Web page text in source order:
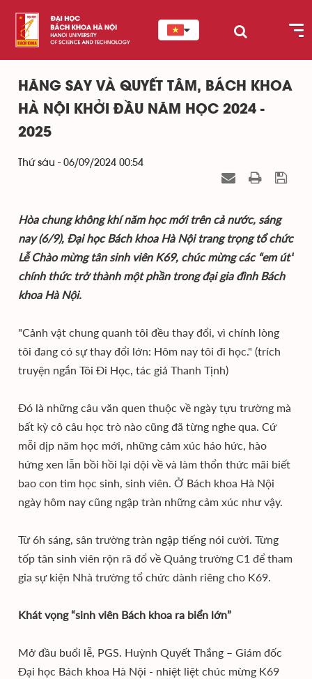
HĂNG SAY VÀ QUYẾT TÂM, BÁCH KHOA
HÀ NỘI KHỞI ĐẦU NĂM HỌC 2024 -
2025
Thứ sáu - 06/09/2024 00:54
Hòa chung không khí năm học mới trên cả nước, sáng
nay (6/9), Đại học Bách khoa Hà Nội trang trọng tổ chức
Lễ Chào mừng tân sinh viên K69, chúc mừng các “em út”
chính thức trở thành một phần trong đại gia đình Bách
khoa Hà Nội.
"Cảnh vật chung quanh tôi đều thay đổi, vì chính lòng
tôi đang có sự thay đổi lớn: Hôm nay tôi đi học." (trích
truyện ngắn Tôi Đi Học, tác giả Thanh Tịnh)
Đó là những câu văn quen thuộc về ngày tựu trường mà
bất kỳ cô câu học trò nào cũng đã từng nghe qua. Cứ
mỗi dịp năm học mới, những cảm xúc háo hức, hào
hứng xen lẫn bồi hồi lại dội về và làm thổn thức mãi biết
bao con tim học sinh, sinh viên. Ở Bách khoa Hà Nội
ngày hôm nay cũng ngập tràn những cảm xúc như vậy.
Từ 6h sáng, sân trường tràn ngập tiếng nói cười. Từng
tốp tân sinh viên rộn rã đổ về Quảng trường C1 để tham
gia sự kiện Nhà trường tổ chức dành riêng cho K69.
Khát vọng “sinh viên Bách khoa ra biển lớn”
Mở đầu buổi lễ, PGS. Huỳnh Quyết Thắng – Giám đốc
Đại học Bách khoa Hà Nội - nhiệt liệt chúc mừng K69